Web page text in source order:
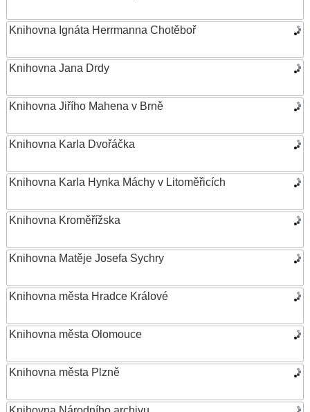
Knihovna Ignáta Herrmanna Chotěboř
Knihovna Jana Drdy
Knihovna Jiřího Mahena v Brně
Knihovna Karla Dvořáčka
Knihovna Karla Hynka Máchy v Litoměřicích
Knihovna Kroměřížska
Knihovna Matěje Josefa Sychry
Knihovna města Hradce Králové
Knihovna města Olomouce
Knihovna města Plzně